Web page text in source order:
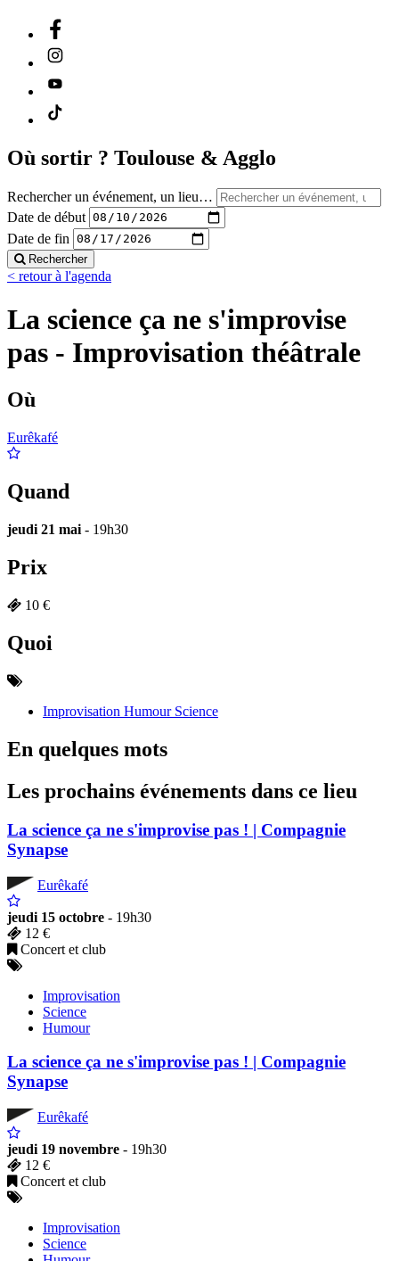
Où sortir ? Toulouse & Agglo
Rechercher un événement, un lieu…
Date de début
Date de fin
Rechercher
< retour à l'agenda
La science ça ne s'improvise
pas - Improvisation théâtrale
Où
Eurêkafé
Quand
jeudi 21 mai - 19h30
Prix
10 €
Quoi
Improvisation Humour Science
En quelques mots
Les prochains événements dans ce lieu
La science ça ne s'improvise pas ! | Compagnie
Synapse
Eurêkafé
jeudi 15 octobre - 19h30
12 €
Concert et club
Improvisation
Science
Humour
La science ça ne s'improvise pas ! | Compagnie
Synapse
Eurêkafé
jeudi 19 novembre - 19h30
12 €
Concert et club
Improvisation
Science